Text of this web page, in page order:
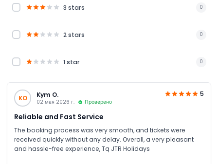
3 stars 0
2 stars 0
1 star 0
KO Kym O.
02 мая 2026 г. Проверено
5
Reliable and Fast Service
The booking process was very smooth, and tickets were
received quickly without any delay. Overall, a very pleasant
and hassle-free experience, Tq JTR Holidays